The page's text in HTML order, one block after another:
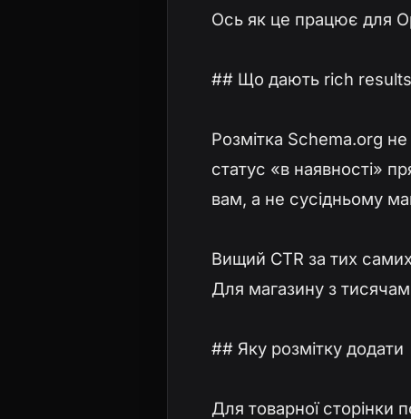
Ось як це працює для
## Що дають rich results
Розмітка Schema.org не
статус «в наявності»
вам, а не сусідньому
Вищий CTR за тих
Для магазину з
## Яку розмітку додати
Для товарної сторінки